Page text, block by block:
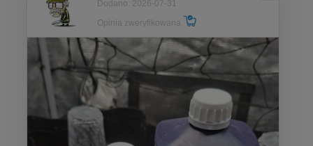
Dodano: 2026-07-31
Opinia zweryfikowana